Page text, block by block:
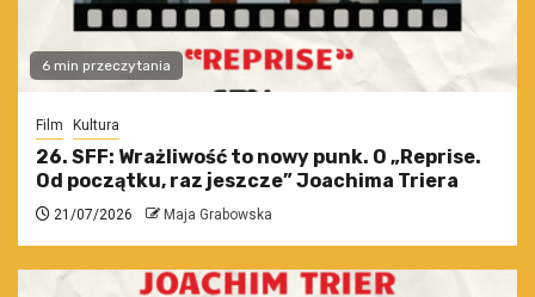
6 min przeczytania
Film Kultura
26. SFF: Wrażliwość to nowy punk. O „Reprise.
Od początku, raz jeszcze” Joachima Triera
21/07/2026 Maja Grabowska